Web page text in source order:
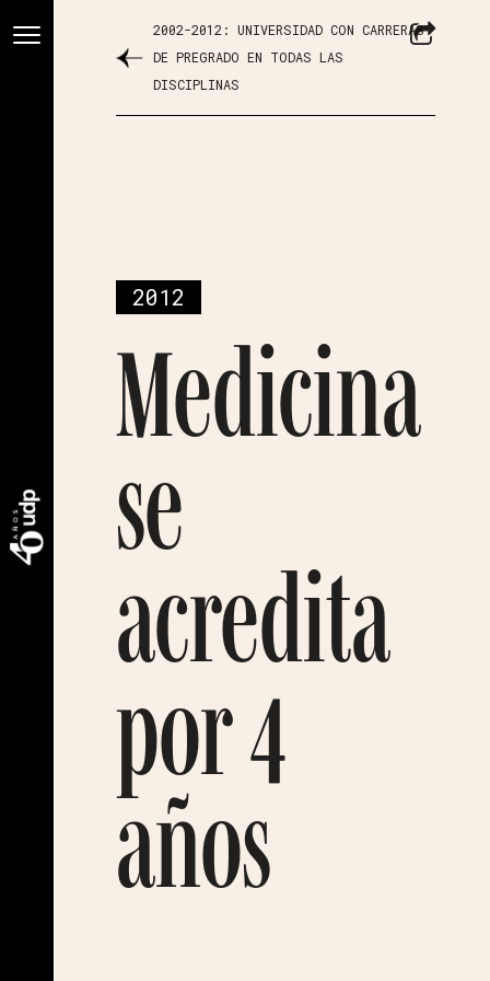
2002-2012: UNIVERSIDAD CON CARRERAS
DE PREGRADO EN TODAS LAS
DISCIPLINAS
2012
Medicina
se
acredita
por 4
años